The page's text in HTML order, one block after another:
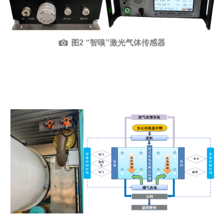
图2 “智嗅”激光气体传感器